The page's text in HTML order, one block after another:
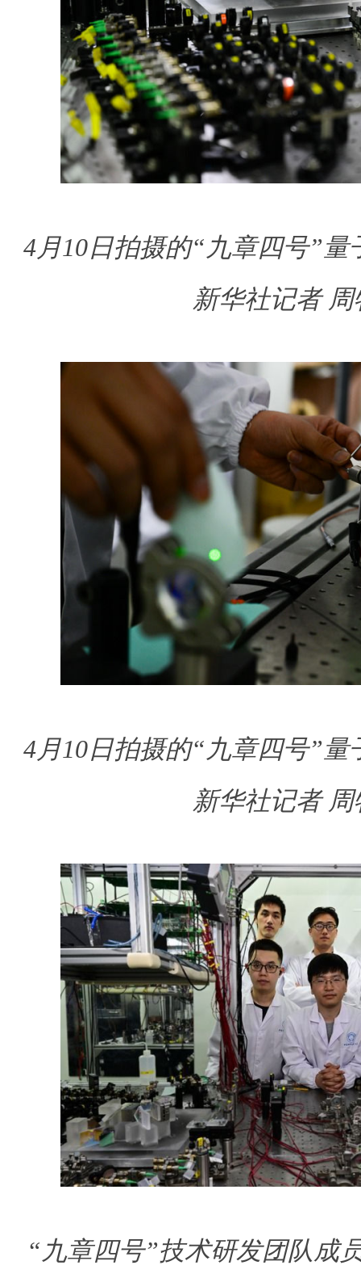
4月10日拍摄的“九章四号”
新华社记者 周
4月10日拍摄的“九章四号”
新华社记者 周
“九章四号”技术研发团队成